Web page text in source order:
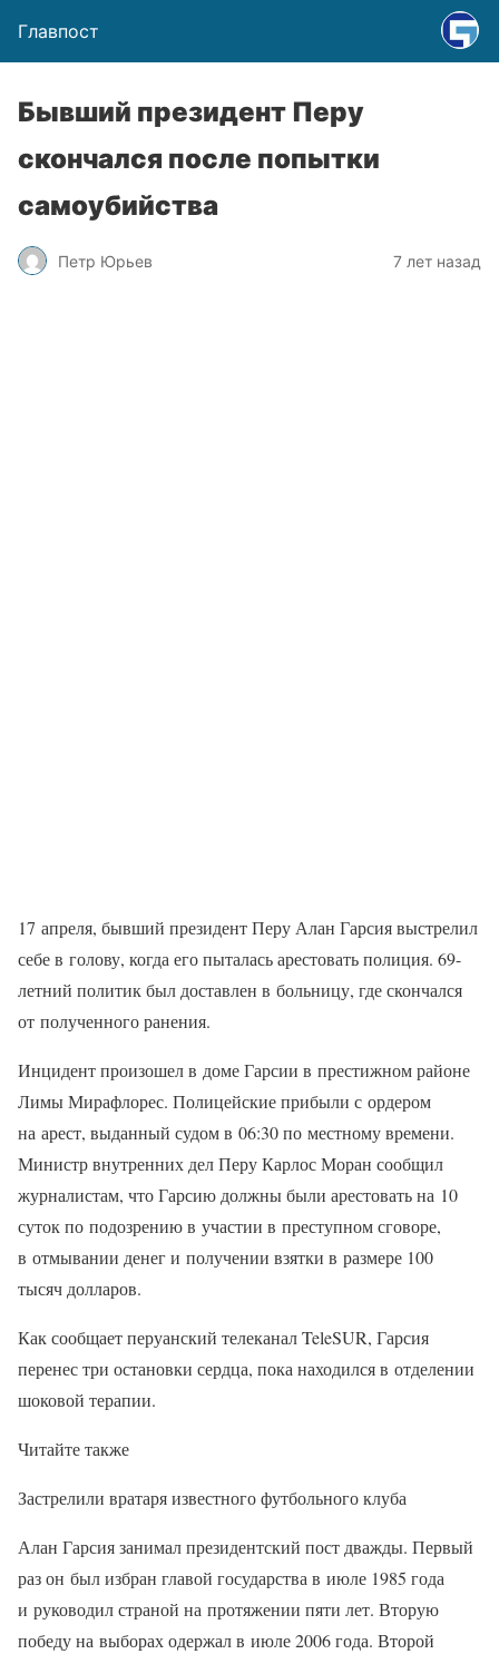
Главпост
Бывший президент Перу
скончался после попытки
самоубийства
Петр Юрьев 7 лет назад
17 апреля, бывший президент Перу Алан Гарсия выстрелил
себе в голову, когда его пыталась арестовать полиция. 69-
летний политик был доставлен в больницу, где скончался
от полученного ранения.
Инцидент произошел в доме Гарсии в престижном районе
Лимы Мирафлорес. Полицейские прибыли с ордером
на арест, выданный судом в 06:30 по местному времени.
Министр внутренних дел Перу Карлос Моран сообщил
журналистам, что Гарсию должны были арестовать на 10
суток по подозрению в участии в преступном сговоре,
в отмывании денег и получении взятки в размере 100
тысяч долларов.
Как сообщает перуанский телеканал TeleSUR, Гарсия
перенес три остановки сердца, пока находился в отделении
шоковой терапии.
Читайте также
Застрелили вратаря известного футбольного клуба
Алан Гарсия занимал президентский пост дважды. Первый
раз он был избран главой государства в июле 1985 года
и руководил страной на протяжении пяти лет. Вторую
победу на выборах одержал в июле 2006 года. Второй